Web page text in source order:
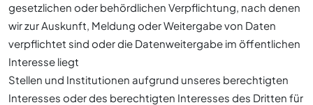
gesetzlichen oder behördlichen Verpflichtung, nach denen
wir zur Auskunft, Meldung oder Weitergabe von Daten
verpflichtet sind oder die Datenweitergabe im öffentlichen
Interesse liegt
Stellen und Institutionen aufgrund unseres berechtigten
Interesses oder des berechtigten Interesses des Dritten für